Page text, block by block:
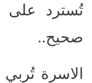
تُسترد على
صحيح..
الاسرة